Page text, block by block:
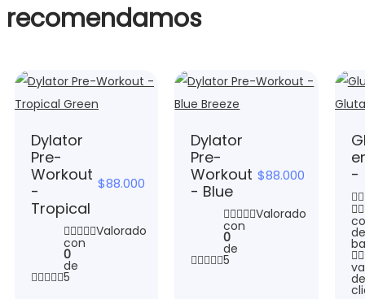
recomendamos
Dylator
Pre-
Workout
-
Tropical
Valorado
con
0
de
5
$88.000
Dylator
Pre-
Workout
- Blue
Valorado
con
0
de
5
$88.000
-